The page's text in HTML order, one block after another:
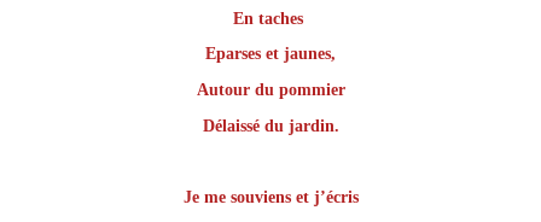
En taches
Eparses et jaunes,
Autour du pommier
Délaissé d u jardin.
Je me souviens et j’écris